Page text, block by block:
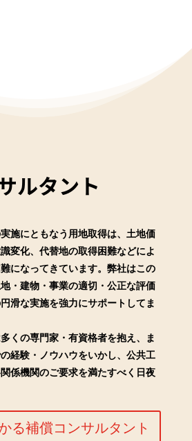
ルタント
施にともなう用地取得は、土地価
変化、代替地の取得困難などによ
になってきています。弊社はこの
・建物・事業の適切・公正な評価
滑な実施を強力にサポートしてま
くの専門家・有資格者を抱え、ま
経験・ノウハウをいかし、公共工
係機関のご要求を満たすべく日夜
る補償コンサルタント